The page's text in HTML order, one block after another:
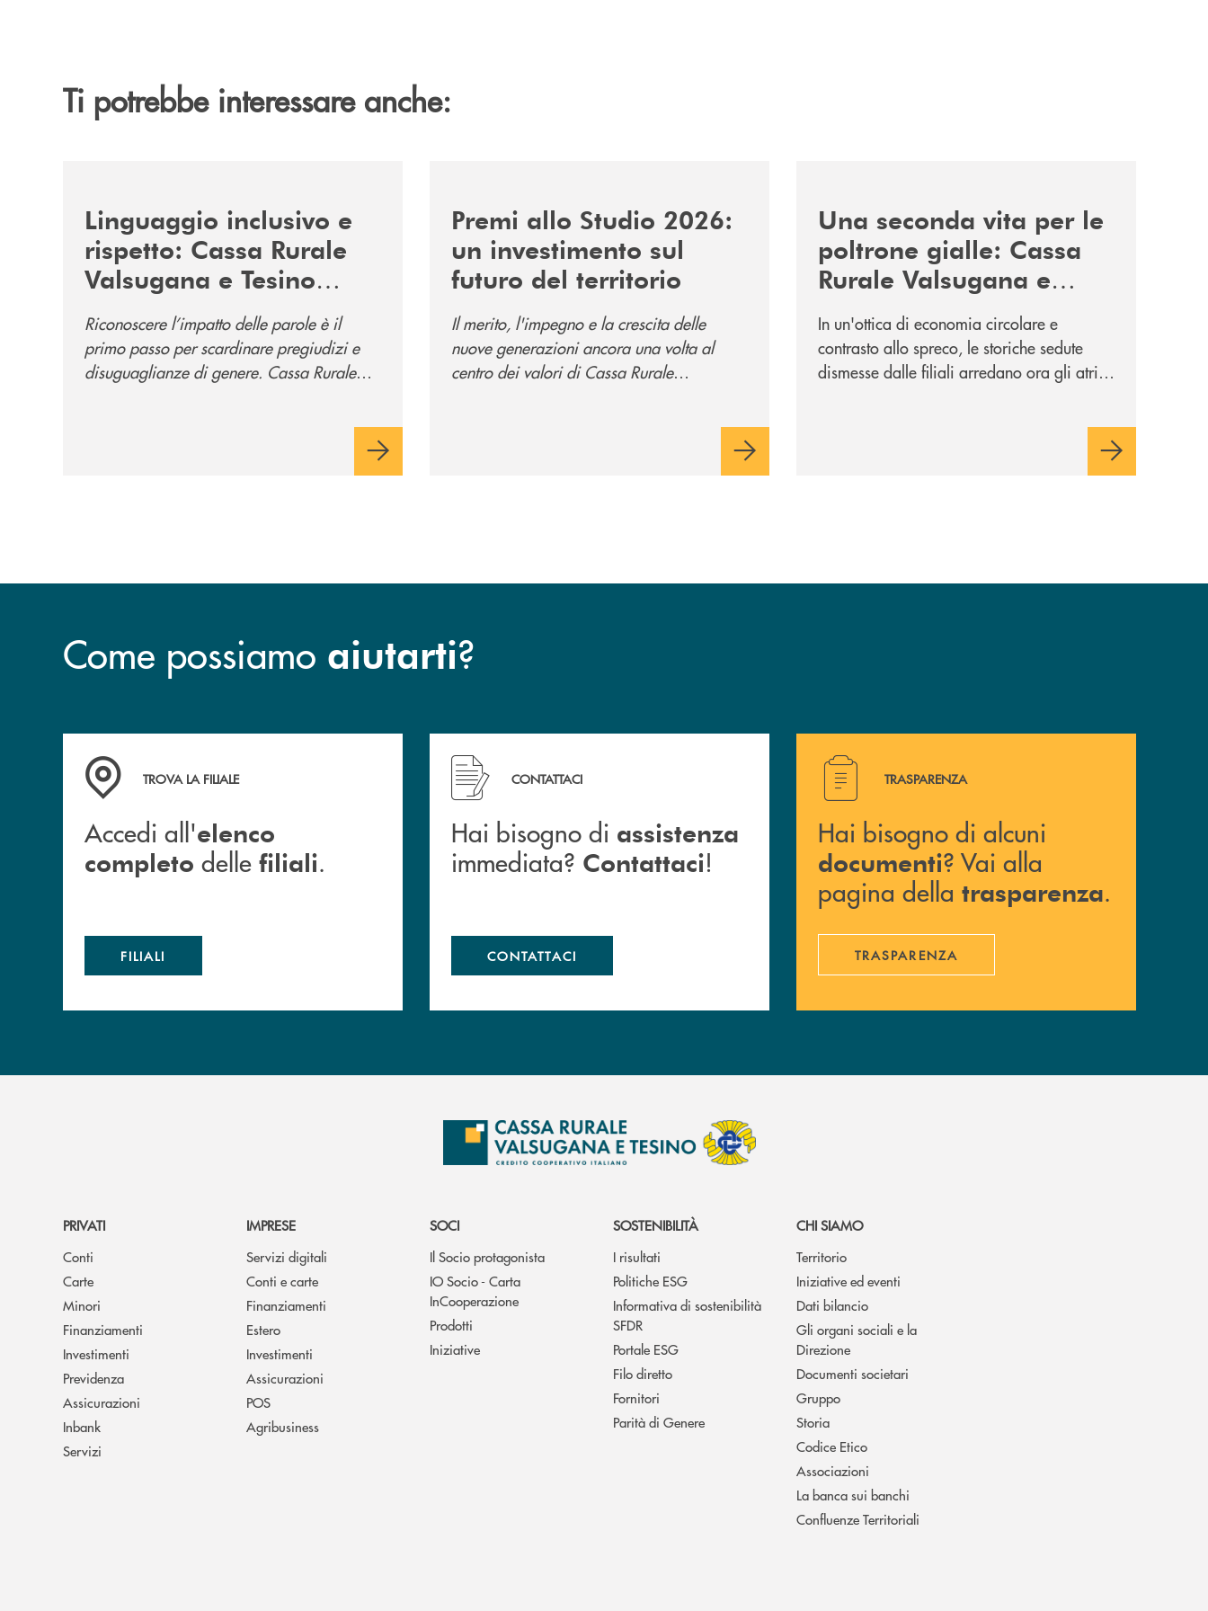
Ti potrebbe interessare anche:
Linguaggio inclusivo e
rispetto: Cassa Rurale
Valsugana e Tesino
promuove la campagna
“Tolleranza Zero”
Riconoscere l’impatto delle parole è il
primo passo per scardinare pregiudizi e
disuguaglianze di genere. Cassa Rurale
valori e influenzi direttamente la comunità
Premi allo Studio 2026:
un investimento sul
futuro del territorio
Il merito, l'impegno e la crescita delle
nuove generazioni ancora una volta al
centro dei valori di Cassa Rurale
Una seconda vita per le
poltrone gialle: Cassa
Rurale Valsugana e
Tesino le dona
all'Istituto Comprensivo
di Strigno e Tesino
In un'ottica di economia circolare e
contrasto allo spreco, le storiche sedute
dismesse dalle filiali arredano ora gli atrii
Come possiamo aiutarti?
Accedi all' elenco completo delle filiali .
TROVA LA FILIALE
Accedi all'elenco
completo delle filiali.
FILIALI
Hai bisogno di assistenza immediata? Contattaci !
CONTATTACI
Hai bisogno di assistenza
immediata? Contattaci!
CONTATTACI
Hai bisogno di alcuni documenti ? Vai alla pagina della
TRASPARENZA
Hai bisogno di alcuni
documenti? Vai alla
pagina della trasparenza.
TRASPARENZA
PRIVATI
Conti
Carte
Minori
Finanziamenti
Investimenti
Previdenza
Assicurazioni
Inbank
Servizi
IMPRESE
Servizi digitali
Conti e carte
Finanziamenti
Estero
Investimenti
Assicurazioni
POS
Agribusiness
SOCI
Il Socio protagonista
IO Socio - Carta
InCooperazione
Prodotti
Iniziative
SOSTENIBILITÀ
I risultati
Politiche ESG
Informativa di sostenibilità
SFDR
Portale ESG
Filo diretto
Fornitori
Parità di Genere
CHI SIAMO
Territorio
Iniziative ed eventi
Dati bilancio
Gli organi sociali e la
Direzione
Documenti societari
Gruppo
Storia
Codice Etico
Associazioni
La banca sui banchi
Confluenze Territoriali